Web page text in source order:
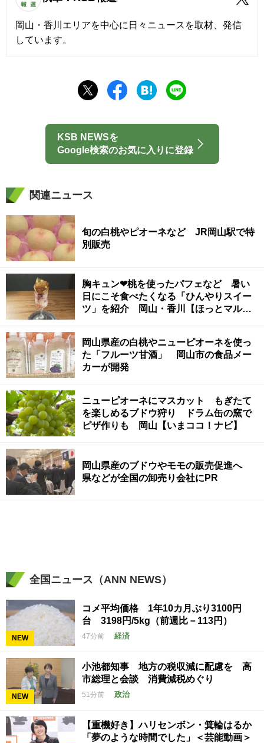
岡山・香川エリアを中心に日々ニュースを取材、発信
しています。
KSB NEWSを
Google検索のお気に入りに登録
関連ニュース
旬の白桃やピオーネなど JR岡山駅で特
別販売
胸キュン❤桃を使ったパフェなど 暑い
日にこそ食べたくなる「ひんやりスイー
ツ」を紹介 岡山・香川【ほっとマルシ
岡山県産の白桃やニューピオーネを使っ
た「フルーツ甘酒」 岡山市の食品メー
カーが開発
ニューピオーネにマスカット もぎたて
を楽しめるブドウ狩り ドラム缶の窯で
ピザ作りも 岡山【いまココ！ナビ】
岡山県産のブドウやモモの販売促進へ
県などが全国の卸売り会社にPR
全国ニュース（ANN NEWS）
NEW
コメ平均価格 1年10カ月ぶり3100円
台 3198円/5kg（前週比－113円）
47分前 経済
NEW
小池都知事 地方の税収減に配慮を 高
市総理と会談 消費減税めぐり
51分前 政治
【重機好き】ハリセンボン・箕輪はるか
「夢のような時間でした」＜芸能動画＞